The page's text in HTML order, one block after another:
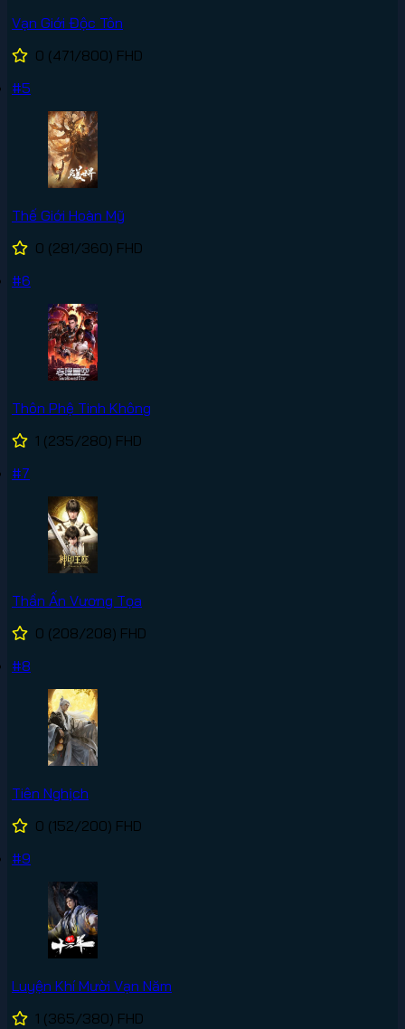
Vạn Giới Độc Tôn
0 (471/800) FHD
#5
Thế Giới Hoàn Mỹ
0 (281/360) FHD
#6
Thôn Phệ Tinh Không
1 (235/280) FHD
#7
Thần Ấn Vương Tọa
0 (208/208) FHD
#8
Tiên Nghịch
0 (152/200) FHD
#9
Luyện Khí Mười Vạn Năm
1 (365/380) FHD